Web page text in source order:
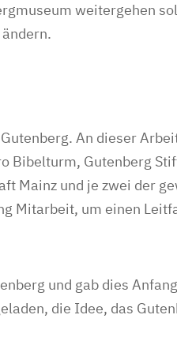
weitergehen
An dieser
Bibelturm, Gutenberg
Mainz und je zwei der
Mitarbeit, um einen
und gab dies
die Idee, das